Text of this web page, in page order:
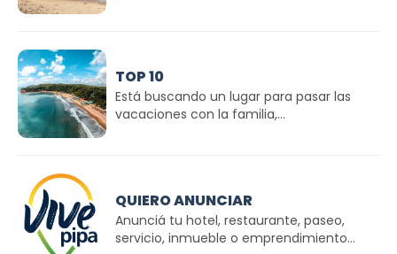
TOP 10
Está buscando un lugar para pasar las
vacaciones con la familia,...
QUIERO ANUNCIAR
Anunciá tu hotel, restaurante, paseo,
servicio, inmueble o emprendimiento...